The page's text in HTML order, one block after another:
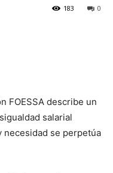
0
183
FOESSA describe un
salarial
necesidad se perpetúa